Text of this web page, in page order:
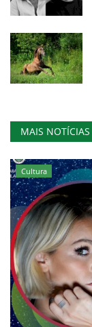
MAIS NOTÍCIAS
Cultura